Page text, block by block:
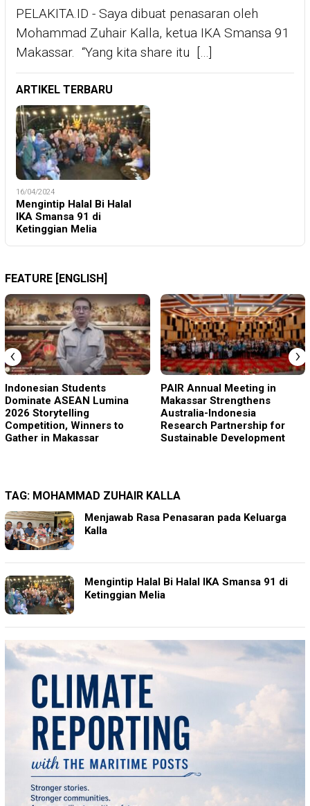
PELAKITA.ID - Saya dibuat penasaran oleh
Mohammad Zuhair Kalla, ketua IKA Smansa 91
Makassar. “Yang kita share itu […]
ARTIKEL TERBARU
16/04/2024
Mengintip Halal Bi Halal
IKA Smansa 91 di
Ketinggian Melia
FEATURE [ENGLISH]
Indonesian Students
Dominate ASEAN Lumina
2026 Storytelling
Competition, Winners to
Gather in Makassar
PAIR Annual Meeting in
Makassar Strengthens
Australia-Indonesia
Research Partnership for
Sustainable Development
‹ ›
TAG: MOHAMMAD ZUHAIR KALLA
Menjawab Rasa Penasaran pada Keluarga
Kalla
Mengintip Halal Bi Halal IKA Smansa 91 di
Ketinggian Melia